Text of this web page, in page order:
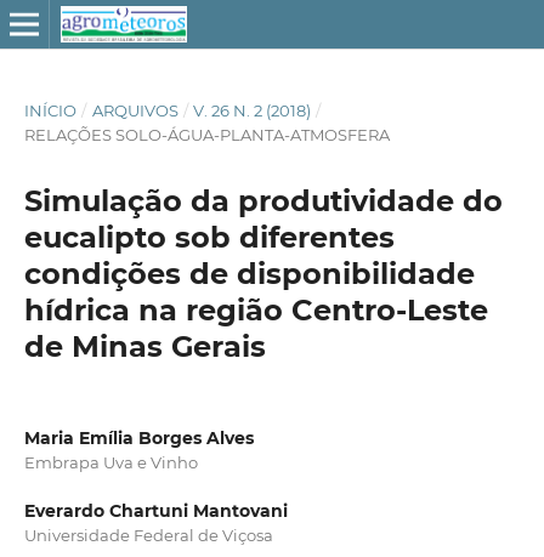
INÍCIO / ARQUIVOS / V. 26 N. 2 (2018) /
RELAÇÕES SOLO-ÁGUA-PLANTA-ATMOSFERA
Simulação da produtividade do
eucalipto sob diferentes
condições de disponibilidade
hídrica na região Centro-Leste
de Minas Gerais
Maria Emília Borges Alves
Embrapa Uva e Vinho
Everardo Chartuni Mantovani
Universidade Federal de Viçosa